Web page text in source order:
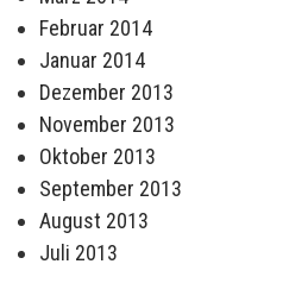
Februar 2014
Januar 2014
Dezember 2013
November 2013
Oktober 2013
September 2013
August 2013
Juli 2013